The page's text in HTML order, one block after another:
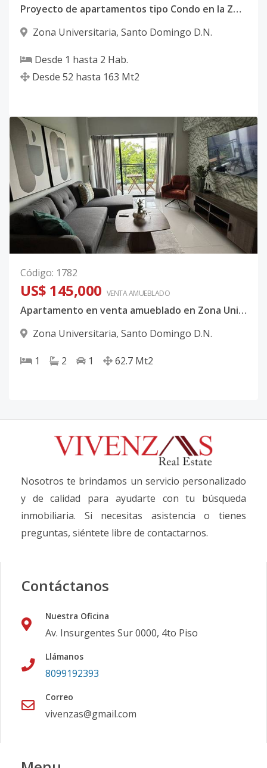
Proyecto de apartamentos tipo Condo en la Zona Universitaria
Zona Universitaria, Santo Domingo D.N.
Desde 1 hasta 2 Hab.
Desde 52 hasta 163 Mt2
Código: 1782
US$ 145,000 VENTA AMUEBLADO
Apartamento en venta amueblado en Zona Universitaria 📍✨
Zona Universitaria, Santo Domingo D.N.
1 2 1 62.7 Mt2
Nosotros te brindamos un servicio personalizado
y de calidad para ayudarte con tu búsqueda
inmobiliaria. Si necesitas asistencia o tienes
preguntas, siéntete libre de contactarnos.
Contáctanos
Nuestra Oficina
Av. Insurgentes Sur 0000, 4to Piso
Llámanos
8099192393
Correo
vivenzas@gmail.com